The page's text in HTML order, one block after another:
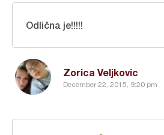
Zorica Veljkovic
December 22, 2015, 9:20 pm
Odlična je!!!!!